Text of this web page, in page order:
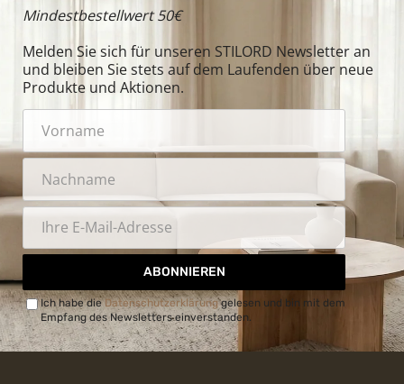
Mindestbestellwert 50€
Melden Sie sich für unseren STILORD Newsletter an
und bleiben Sie stets auf dem Laufenden über neue
Produkte und Aktionen.
ABONNIEREN
Ich habe dieDatenschutzerklärunggelesen und bin mit dem
Empfang des Newsletters einverstanden.